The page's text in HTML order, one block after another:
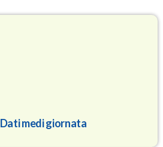
Dati medi giornata